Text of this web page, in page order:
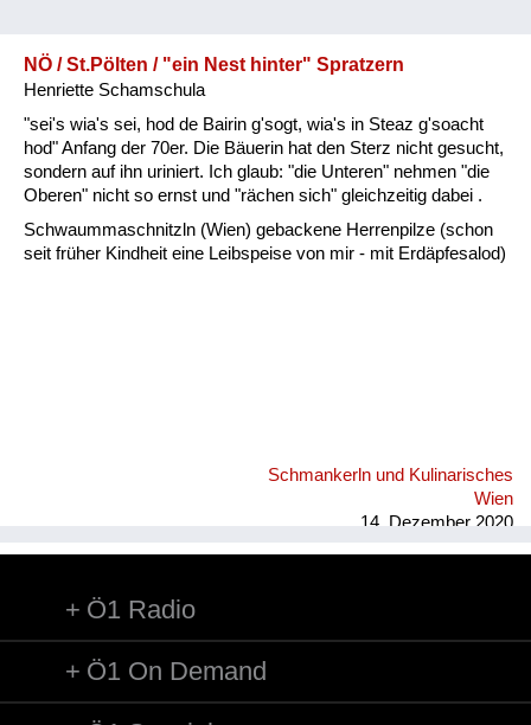
Natur und Landwirtschaft
Fluchen und Reden
Mensch, Tier und Alltag
NÖ / St.Pölten / "ein Nest hinter" Spratzern
Henriette Schamschula
"sei's wia's sei, hod de Bairin g'sogt, wia's in Steaz g'soacht
hod" Anfang der 70er. Die Bäuerin hat den Sterz nicht gesucht,
sondern auf ihn uriniert. Ich glaub: "die Unteren" nehmen "die
Oberen" nicht so ernst und "rächen sich" gleichzeitig dabei .
Schwaummaschnitzln (Wien) gebackene Herrenpilze (schon
seit früher Kindheit eine Leibspeise von mir - mit Erdäpfesalod)
Schmankerln und Kulinarisches
Wien
14. Dezember 2020
Ö1 Radio
Ö1 On Demand